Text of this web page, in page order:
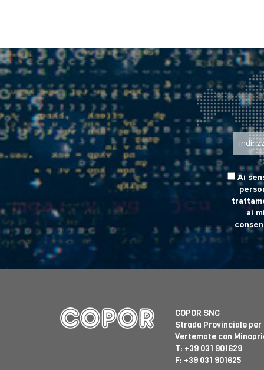
Ai
ai
COPOR SNC
Strada Provinciale
Vertemate con
T: +39 031 901629
F: +39 031 901625